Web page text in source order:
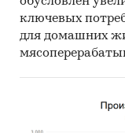
ключевых
для домашних